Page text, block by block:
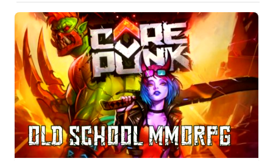
Tráiler de '33 días', la nueva serie de Atresplayer con Julián Villagrán y José Manuel Poga
Tráiler en catalán de 'Ravalear', la nueva serie de HBO Max sobre los fondos buitre